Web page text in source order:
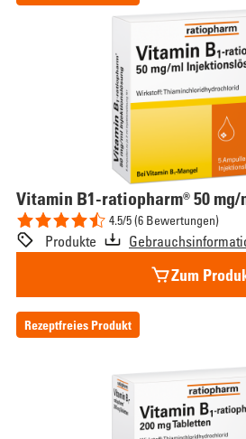
Vitamin B1-ratiopharm® 50
4.5/5 (6 Bewertungen)
Produkte
Zum
Rezeptfreies Produkt